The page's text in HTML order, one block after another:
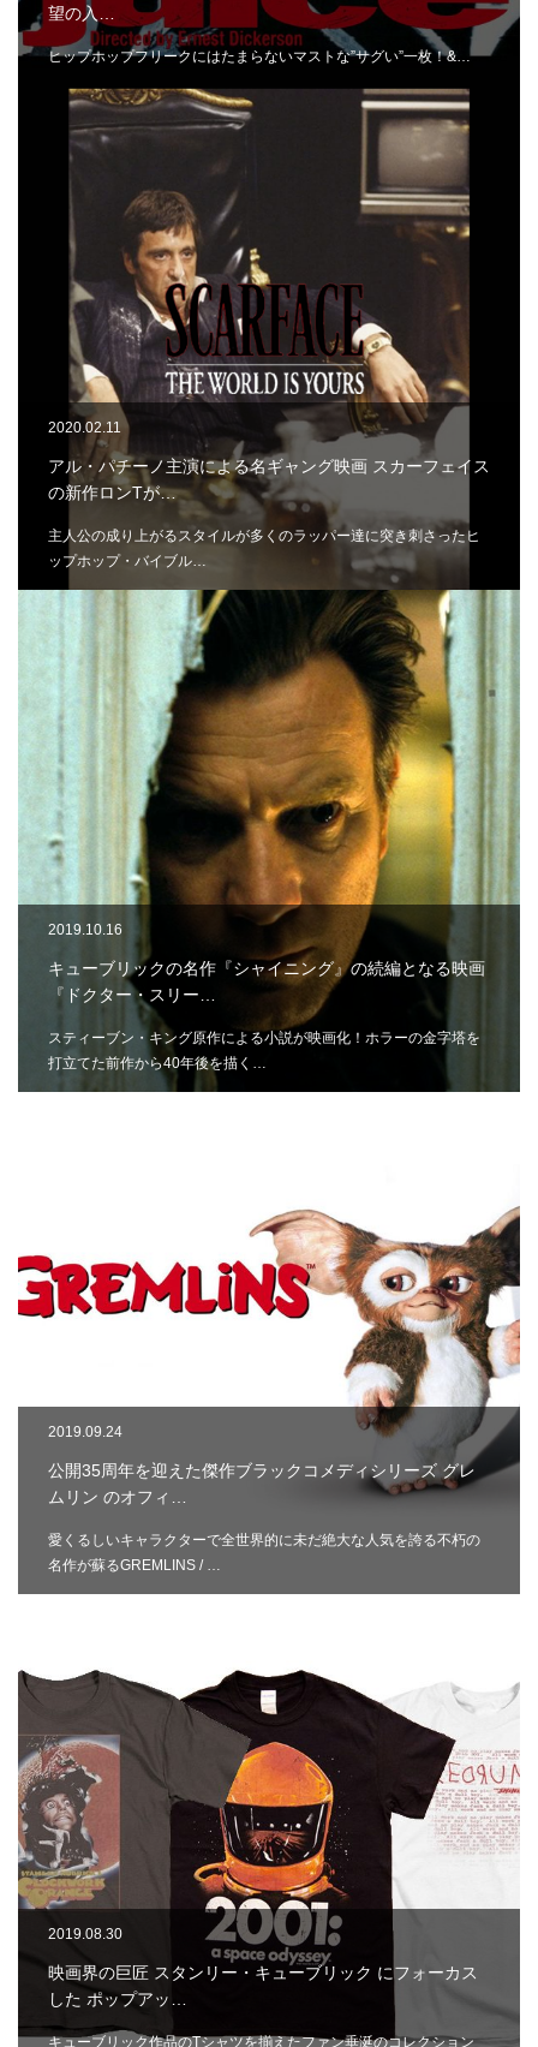
望の入…
ヒップホップフリークにはたまらないマストな”サグい”一枚！&…
2020.02.11
アル・パチーノ主演による名ギャング映画 スカーフェイス
の新作ロンTが…
主人公の成り上がるスタイルが多くのラッパー達に突き刺さったヒ
ップホップ・バイブル…
2019.10.16
キューブリックの名作『シャイニング』の続編となる映画
『ドクター・スリー…
スティーブン・キング原作による小説が映画化！ホラーの金字塔を
打立てた前作から40年後を描く…
2019.09.24
公開35周年を迎えた傑作ブラックコメディシリーズ グレ
ムリン のオフィ…
愛くるしいキャラクターで全世界的に未だ絶大な人気を誇る不朽の
名作が蘇るGREMLINS / …
2019.08.30
映画界の巨匠 スタンリー・キューブリック にフォーカス
した ポップアッ…
キューブリック作品のTシャツを揃えたファン垂涎のコレクション